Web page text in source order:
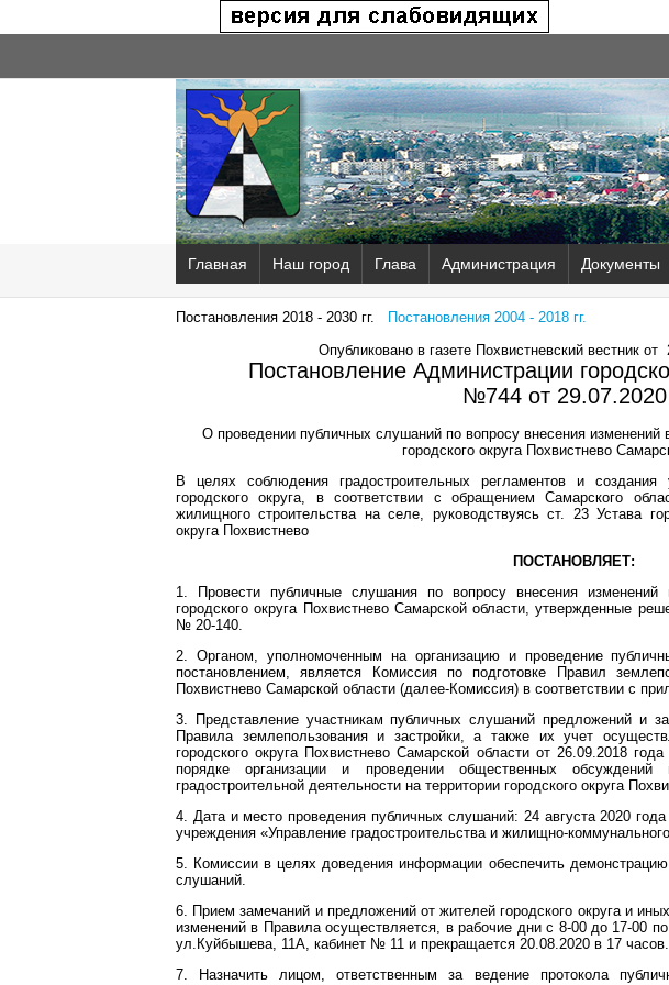
Главная Наш город Глава Администрация Документы
Постановления 2018 - 2030 гг.
Постановления 2004 - 2018 гг.
Опубликовано в газете Похвистневский вестник от
Постановление Администрации
№744 от 29.07.2020
О проведении публичных слушаний по вопросу внесения изменений
городского округа Похвистнево
В целях соблюдения градостроительных регламентов и создания
городского округа, в соответствии с обращением Самарского
жилищного строительства на селе, руководствуясь ст. 23 Устава
округа Похвистнево
ПОСТАНОВЛЯЕТ:
1. Провести публичные слушания по вопросу внесения изменений
городского округа Похвистнево Самарской области, утвержденные
№ 20-140.
2. Органом, уполномоченным на организацию и проведение
постановлением, является Комиссия по подготовке Правил
Похвистнево Самарской области (далее-Комиссия) в соответствии с
3. Представление участникам публичных слушаний предложений и
Правила землепользования и застройки, а также их учет
городского округа Похвистнево Самарской области от 26.09.2018
порядке организации и проведении общественных
градостроительной деятельности на территории городского округа
4. Дата и место проведения публичных слушаний: 24 августа 2020
учреждения «Управление градостроительства и жилищно-
5. Комиссии в целях доведения информации обеспечить
слушаний.
6. Прием замечаний и предложений от жителей городского округа и
изменений в Правила осуществляется, в рабочие дни с 8-00 до 17-00
ул.Куйбышева, 11А, кабинет № 11 и прекращается 20.08.2020 в 17 часов.
7. Назначить лицом, ответственным за ведение протокола